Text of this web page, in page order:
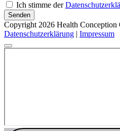
Ich stimme der
Senden
Copyright 2026 Health Conception
Datenschutzerklärung
Impressum